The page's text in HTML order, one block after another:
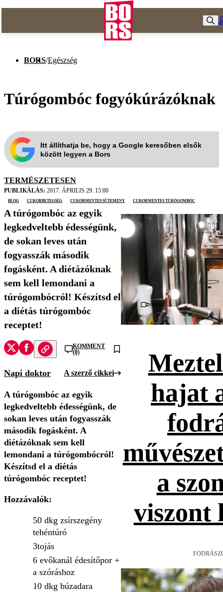
BORS/Egészség
Túrógombóc fogyókúrázóknak
Itt állíthatja be, hogy a Google keresőben elsők
között legyen a Bors
TERMÉSZETESEN
PUBLIKÁLÁS: 2017. ÁPRILIS 29. 15:00
blog
cukorbetegség cukormentes sütemény cukormentes túrógombóc
A túrógombóc az egyik
legkedveltebb édességünk,
de sokan leves után
fogyasszák második
fogásként. A diétázóknak
sem kell lemondani a
túrógombócról! Készítsd el
a diétás túrógombóc
receptet!
KOMMENT
(0)
Napi doktor A szerző cikkei
A túrógombóc az egyik
legkedveltebb édességünk, de
sokan leves után fogyasszák
második fogásként. A
diétázóknak sem kell
lemondani a túrógombócról!
Készítsd el a diétás
túrógombóc receptet!
Hozzávalók:
50 dkg zsírszegény
tehéntúró
3tojás
6 evőkanál édesítőpor +
a szóráshoz
10 dkg búzadara
Videó
hajat
a
viszont